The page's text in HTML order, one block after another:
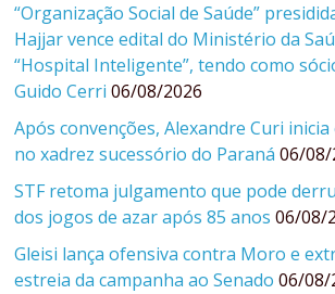
“Organização Social de Saúde”
Hajjar vence edital do Ministério da
“Hospital Inteligente”, tendo como
Guido Cerri 06/08/2026
Após convenções, Alexandre Curi
no xadrez sucessório do Paraná 06/08/
STF retoma julgamento que pode
dos jogos de azar após 85 anos 06/08/
Gleisi lança ofensiva contra Moro e
estreia da campanha ao Senado 06/08/